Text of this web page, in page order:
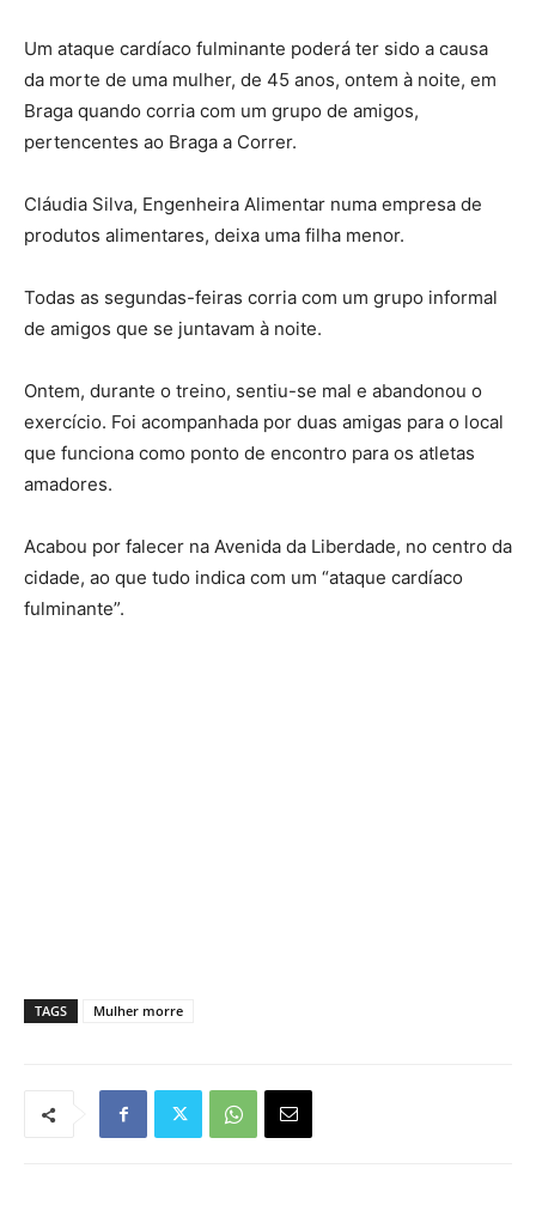
Um ataque cardíaco fulminante poderá ter sido a causa
da morte de uma mulher, de 45 anos, ontem à noite, em
Braga quando corria com um grupo de amigos,
pertencentes ao Braga a Correr.
Cláudia Silva, Engenheira Alimentar numa empresa de
produtos alimentares, deixa uma filha menor.
Todas as segundas-feiras corria com um grupo informal
de amigos que se juntavam à noite.
Ontem, durante o treino, sentiu-se mal e abandonou o
exercício. Foi acompanhada por duas amigas para o local
que funciona como ponto de encontro para os atletas
amadores.
Acabou por falecer na Avenida da Liberdade, no centro da
cidade, ao que tudo indica com um “ataque cardíaco
fulminante”.
TAGS Mulher morre